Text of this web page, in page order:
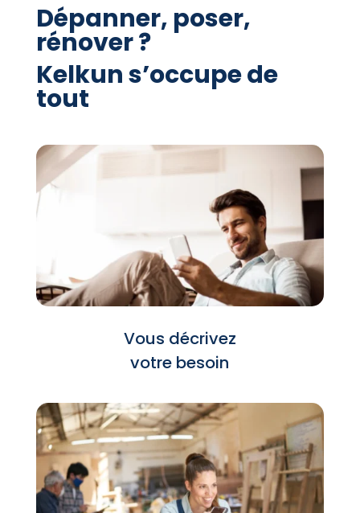
Dépanner, poser,
rénover ?
Kelkun s’occupe de
tout
Vous décrivez
votre besoin